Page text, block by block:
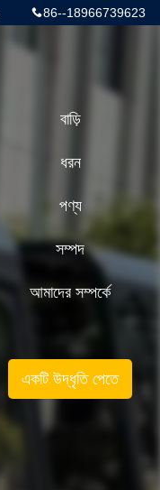
86--18966739623
বাড়ি
ধরন
পণ্য
সম্পদ
আমাদের সম্পর্কে
একটি উদ্ধৃতি পেতে